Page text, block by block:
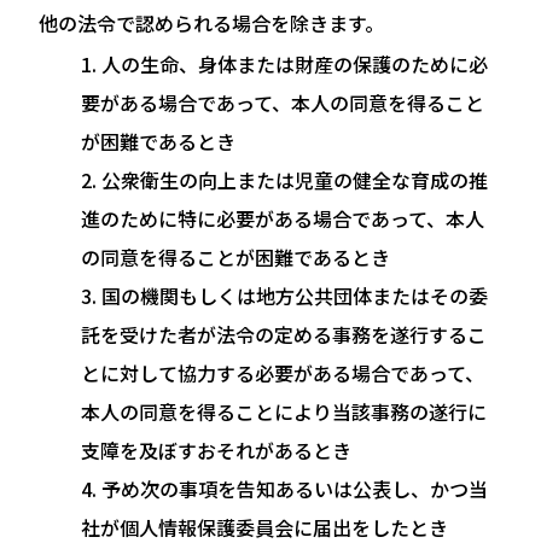
他の法令で認められる場合を除きます。
人の生命、身体または財産の保護のために必
要がある場合であって、本人の同意を得ること
が困難であるとき
公衆衛生の向上または児童の健全な育成の推
進のために特に必要がある場合であって、本人
の同意を得ることが困難であるとき
国の機関もしくは地方公共団体またはその委
託を受けた者が法令の定める事務を遂行するこ
とに対して協力する必要がある場合であって、
本人の同意を得ることにより当該事務の遂行に
支障を及ぼすおそれがあるとき
予め次の事項を告知あるいは公表し、かつ当
社が個人情報保護委員会に届出をしたとき